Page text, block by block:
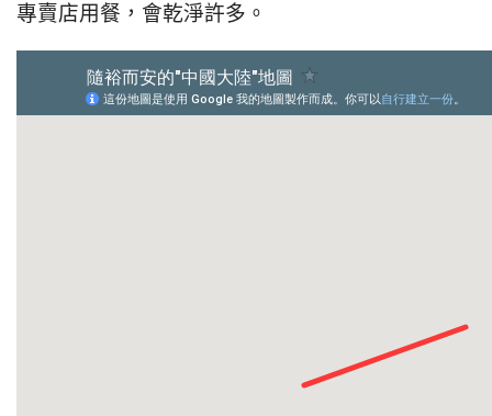
專賣店用餐，會乾淨許多。